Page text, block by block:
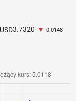
USD3.7320 -0.0148